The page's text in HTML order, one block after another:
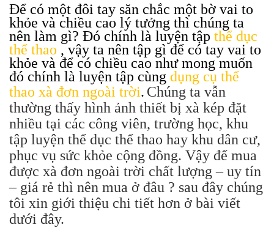
Để có một đôi tay săn chắc một bờ vai to
khỏe và chiều cao lý tưởng thì chúng ta
nên làm gì? Đó chính là luyện tập thể dục
thể thao , vậy ta nên tập gì để có tay vai to
khỏe và để có chiều cao như mong muốn
đó chính là luyện tập cùng dụng cụ thể
thao xà đơn ngoài trời. Chúng ta vẫn
thường thấy hình ảnh thiết bị xà kép đặt
nhiều tại các công viên, trường học, khu
tập luyện thể dục thể thao hay khu dân cư,
phục vụ sức khỏe cộng đồng. Vậy để mua
được xà đơn ngoài trời chất lượng – uy tín
– giá rẻ thì nên mua ở đâu ? sau đây chúng
tôi xin giới thiệu chi tiết hơn ở bài viết
dưới đây.